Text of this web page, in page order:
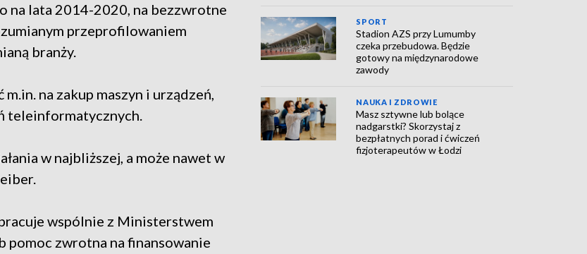
na lata 2014-2020, na bezzwrotne
przeprofilowaniem
branży.
na zakup maszyn i urządzeń,
teleinformatycznych.
w najbliższej, a może nawet w
wspólnie z Ministerstwem
zwrotna na finansowanie
SPORT
Stadion AZS przy Lumumby
czeka przebudowa. Będzie
gotowy na międzynarodowe
zawody
NAUKA I ZDROWIE
Masz sztywne lub bolące
nadgarstki? Skorzystaj z
bezpłatnych porad i ćwiczeń
fizjoterapeutów w Łodzi